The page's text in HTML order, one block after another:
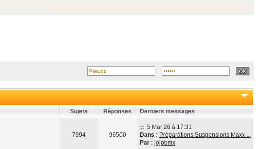
Sujets Réponses
Derniers messages
7994 96500
5 Mar 26 à 17:31
Dans : Préparations Suspensions Maxx ...
Par : jojobmx